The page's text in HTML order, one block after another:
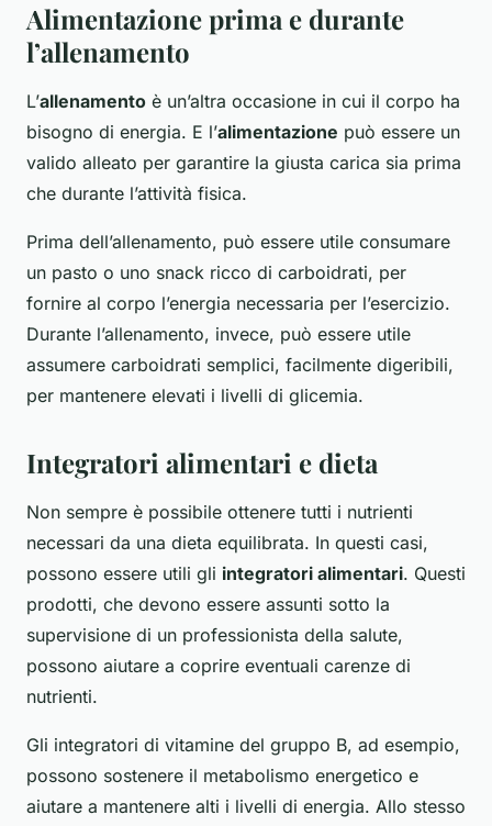
Alimentazione prima e durante
l’allenamento
L’allenamento è un’altra occasione in cui il corpo ha
bisogno di energia. E l’alimentazione può essere un
valido alleato per garantire la giusta carica sia prima
che durante l’attività fisica.
Prima dell’allenamento, può essere utile consumare
un pasto o uno snack ricco di carboidrati, per
fornire al corpo l’energia necessaria per l’esercizio.
Durante l’allenamento, invece, può essere utile
assumere carboidrati semplici, facilmente digeribili,
per mantenere elevati i livelli di glicemia.
Integratori alimentari e dieta
Non sempre è possibile ottenere tutti i nutrienti
necessari da una dieta equilibrata. In questi casi,
possono essere utili gli integratori alimentari. Questi
prodotti, che devono essere assunti sotto la
supervisione di un professionista della salute,
possono aiutare a coprire eventuali carenze di
nutrienti.
Gli integratori di vitamine del gruppo B, ad esempio,
possono sostenere il metabolismo energetico e
aiutare a mantenere alti i livelli di energia. Allo stesso